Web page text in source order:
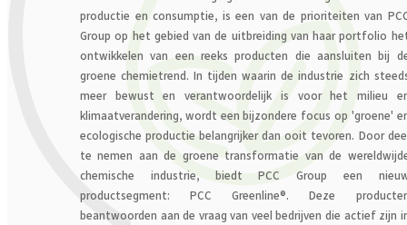
productie en consumptie, is een van de prioriteiten van
Group op het gebied van de uitbreiding van haar portfolio
ontwikkelen van een reeks producten die aansluiten bij
groene chemietrend. In tijden waarin de industrie zich
meer bewust en verantwoordelijk is voor het milieu
klimaatverandering, wordt een bijzondere focus op 'groene'
ecologische productie belangrijker dan ooit tevoren. Door
te nemen aan de groene transformatie van de
chemische industrie, biedt PCC Group een
productsegment: PCC Greenline®. Deze
beantwoorden aan de vraag van veel bedrijven die actief zijn